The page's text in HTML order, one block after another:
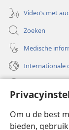
Om u de best
bieden,
Video’s met
Zoeken
Medische
Internationale
(opent
nieuw